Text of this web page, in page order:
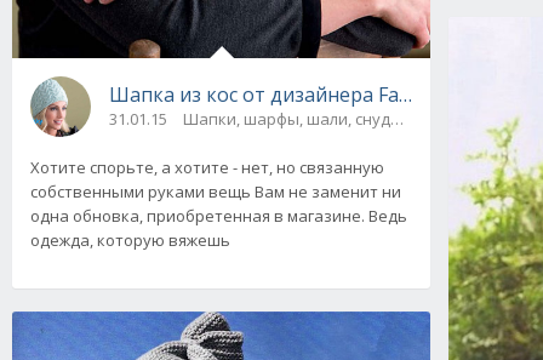
Шапка из кос от дизайнера Faina Goberstein
31.01.15 Шапки, шарфы, шали, снуды и палантины
Хотите спорьте, а хотите - нет, но связанную
собственными руками вещь Вам не заменит ни
одна обновка, приобретенная в магазине. Ведь
одежда, которую вяжешь